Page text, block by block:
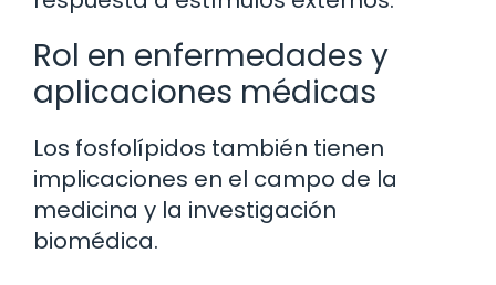
Rol en enfermedades y
aplicaciones médicas
Los fosfolípidos también tienen
implicaciones en el campo de la
medicina y la investigación
biomédica.